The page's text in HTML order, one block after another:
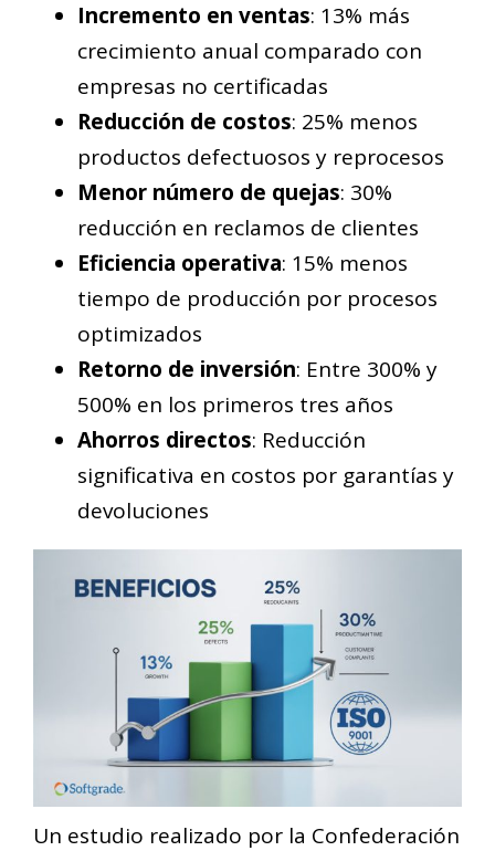
Incremento en ventas: 13% más
crecimiento anual comparado con
empresas no certificadas
Reducción de costos: 25% menos
productos defectuosos y reprocesos
Menor número de quejas: 30%
reducción en reclamos de clientes
Eficiencia operativa: 15% menos
tiempo de producción por procesos
optimizados
Retorno de inversión: Entre 300% y
500% en los primeros tres años
Ahorros directos: Reducción
significativa en costos por garantías y
devoluciones
Un estudio realizado por la Confederación